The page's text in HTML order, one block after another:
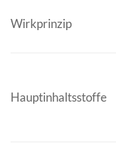
Wirkprinzip
Hauptinhaltsstoffe